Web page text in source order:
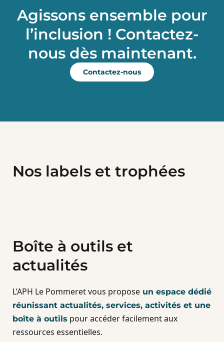
Agissons ensemble pour
l’inclusion ! Contactez-
nous dès maintenant.
Contactez-nous
Nos labels et trophées
Boîte à outils et
actualités
L’APH Le Pommeret vous propose un espace dédié
réunissant actualités, services, activités et une
boîte à outils pour accéder facilement aux
ressources essentielles.